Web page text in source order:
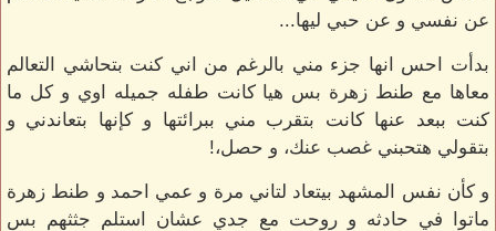
عن نفسي و عن حبي ليها...
بدأت احس انها جزء مني بالرغم من اني كنت بتحاشي التعالم
معاها مع طنط زهرة بس هيا كانت طفله جميله اوي و كل ما
كنت ببعد عنها كانت بتقرب مني ببرائتها و كإنها بتعاندني و
بتقولي هتحبني غصب عنك، و حصل،!
و كأن نفس المشهد بيتعاد لتاني مرة و عمي احمد و طنط زهرة
ماتوا في حادثه و روحت مع جدي عشان استلم جثثهم بس